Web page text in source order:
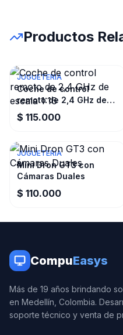
Productos
JUGUETERIA
Coche de control
remoto de 2,4 GHz de
escala 1:16
$ 115.000
JUGUETERIA
Mini Dron GT3 con
Cámaras Duales
$ 110.000
CompuEasys
Más de 19 años brindando
en Medellín, Colombia.
soporte técnico y venta de